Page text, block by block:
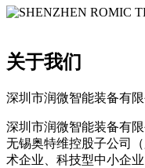
关于我们
深圳市润微智能装备有限
深圳市润微智能装备有
无锡奥特维控股子公司
术企业、科技型中小企